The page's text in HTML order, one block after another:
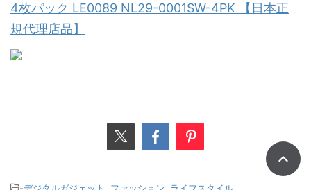
4枚パック LE0089 NL29-0001SW-4PK 【日本正
規代理店品】